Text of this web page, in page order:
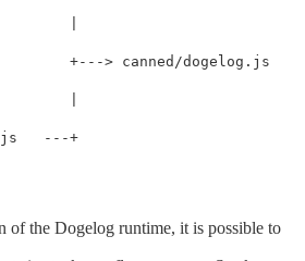
|
+---> canned/dogelog.js
of the Dogelog runtime, it is possible to